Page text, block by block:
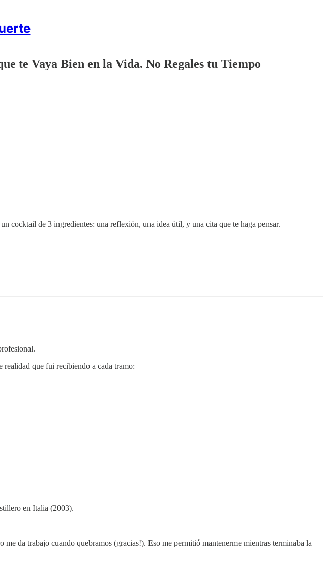
te Vaya Bien en la Vida. No Regales tu Tiempo
cocktail de 3 ingredientes: una reflexión, una idea útil, y una cita que te haga pensar.
realidad que fui recibiendo a cada tramo:
en Italia (2003).
da trabajo cuando quebramos (gracias!). Eso me permitió mantenerme mientras terminaba la